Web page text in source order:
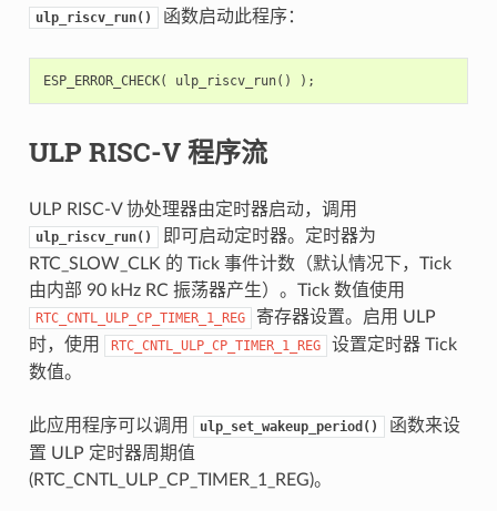
ulp_riscv_run() 函数启动此程序：
ESP_ERROR_CHECK( ulp_riscv_run() );
ULP RISC-V 程序流
ULP RISC-V 协处理器由定时器启动，调用
ulp_riscv_run()
即可启动定时器。定时器为
RTC_SLOW_CLK 的 Tick 事件计数（默认情况下，Tick
由内部 90 kHz RC 振荡器产生）。Tick 数值使用
RTC_CNTL_ULP_CP_TIMER_1_REG
寄存器设置。启用 ULP
时，使用
RTC_CNTL_ULP_CP_TIMER_1_REG
设置定时器 Tick
数值。
此应用程序可以调用 ulp_set_wakeup_period()
函数来设
置 ULP 定时器周期值
(RTC_CNTL_ULP_CP_TIMER_1_REG)。